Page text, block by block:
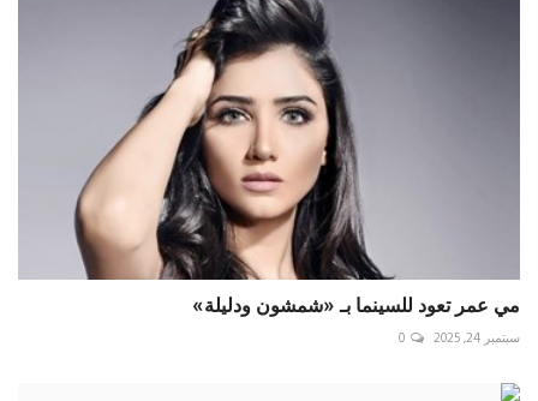
مي عمر تعود للسينما بـ «شمشون ودليلة»
سبتمبر 24, 2025 0